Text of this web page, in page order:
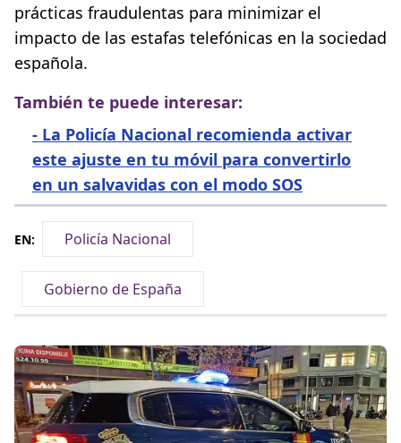
prácticas fraudulentas para minimizar el
impacto de las estafas telefónicas en la sociedad
española.
También te puede interesar:
- La Policía Nacional recomienda activar
este ajuste en tu móvil para convertirlo
en un salvavidas con el modo SOS
EN: Policía Nacional
Gobierno de España